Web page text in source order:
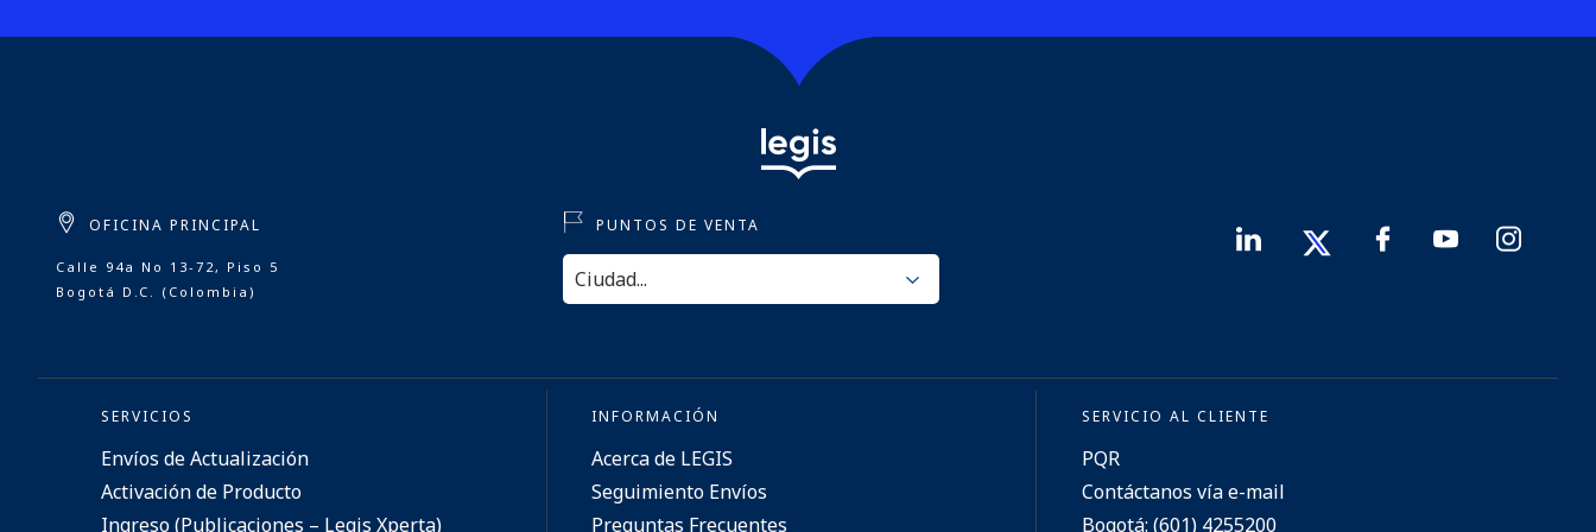
OFICINA PRINCIPAL
Calle 94a No 13-72, Piso 5
Bogotá D.C. (Colombia)
PUNTOS DE VENTA
SERVICIOS
Envíos de Actualización
Activación de Producto
Ingreso (Publicaciones – Legis Xperta)
INFORMACIÓN
Acerca de LEGIS
Seguimiento Envíos
Preguntas Frecuentes
SERVICIO AL CLIENTE
PQR
Contáctanos vía e-mail
Bogotá: (601) 4255200